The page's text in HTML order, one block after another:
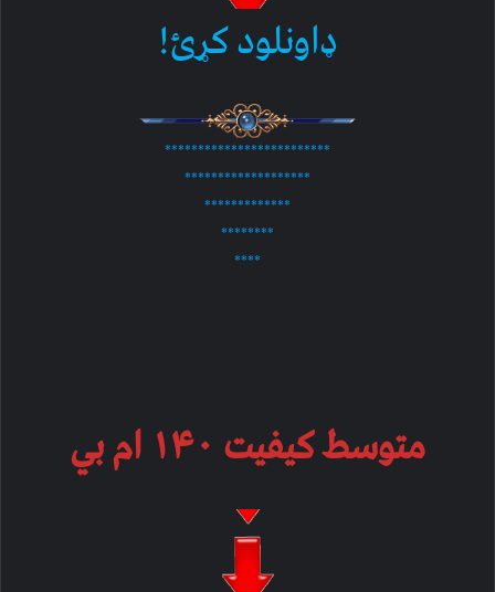
ډاونلود کړئ!
*************************
*******************
*************
********
****
متوسط کیفیت ۱۴۰ ام بي